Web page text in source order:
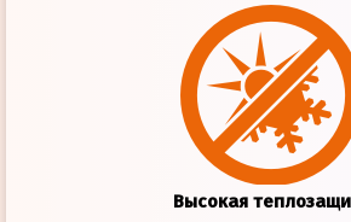
Высокая